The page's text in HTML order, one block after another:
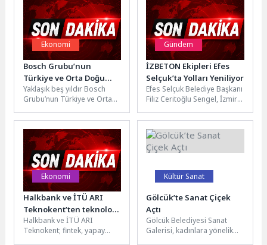
Ekonomi
Bosch Grubu’nun
Türkiye ve Orta Doğu
Başkanlığı görevini Karin
Gilges devralıyor
Yaklaşık beş yıldır Bosch
Grubu’nun Türkiye ve Orta
sürdüren Daniel Korioth
emekli...
Gündem
İZBETON Ekipleri Efes
Selçuk’ta Yolları Yeniliyor
Efes Selçuk Belediye Başkanı
Filiz Ceritoğlu Sengel, İzmir
ilçede yıllardır beklenen yol
çalışmalarını...
Ekonomi
Halkbank ve İTÜ ARI
Teknokent’ten teknoloji
girişimlerine büyük
destek
Halkbank ve İTÜ ARI
Teknokent; fintek, yapay
Kültür Sanat
Gölcük’te Sanat Çiçek
Açtı
Gölcük Belediyesi Sanat
Galerisi, kadınlara yönelik